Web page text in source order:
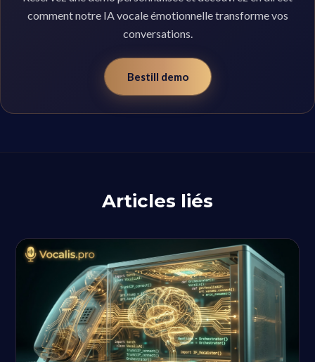
comment notre IA vocale émotionnelle transforme vos
conversations.
Bestill demo
Articles liés